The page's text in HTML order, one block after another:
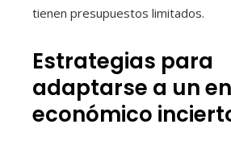
tienen presupuestos limitados.
Estrategias para
adaptarse a un
económico